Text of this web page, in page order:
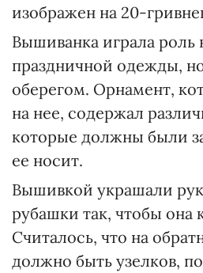
изображен на 20-
Вышиванка играла роль
праздничной одежды,
оберегом. Орнамент,
на нее, содержал
которые должны были
ее носит.
Вышивкой украшали
рубашки так, чтобы она
Считалось, что на
должно быть узелков,